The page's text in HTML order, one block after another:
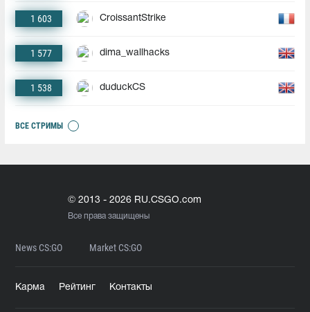
1 603 CroissantStrike
1 577 dima_wallhacks
1 538 duduckCS
ВСЕ СТРИМЫ
© 2013 - 2026 RU.CSGO.com
Все права защищены
News CS:GO Market CS:GO
Карма Рейтинг Контакты